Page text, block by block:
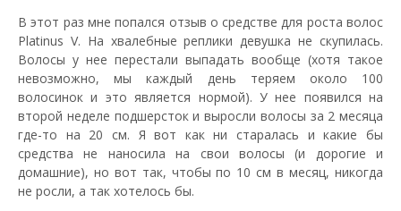
В этот раз мне попался отзыв о средстве для роста волос
Platinus V. На хвалебные реплики девушка не скупилась.
Волосы у нее перестали выпадать вообще (хотя такое
невозможно, мы каждый день теряем около 100
волосинок и это является нормой). У нее появился на
второй неделе подшерсток и выросли волосы за 2 месяца
где-то на 20 см. Я вот как ни старалась и какие бы
средства не наносила на свои волосы (и дорогие и
домашние), но вот так, чтобы по 10 см в месяц, никогда
не росли, а так хотелось бы.